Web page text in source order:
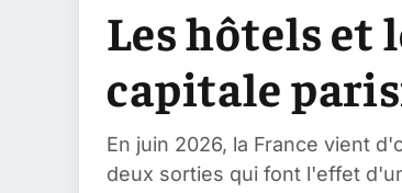
Les hôtels et
capitale
En juin 2026, la France vient
deux sorties qui font l'effet